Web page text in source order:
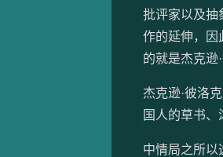
批评家以及抽
作的延伸，因
的就是杰克逊·
杰克逊·彼洛
国人的草书
中情局之所以